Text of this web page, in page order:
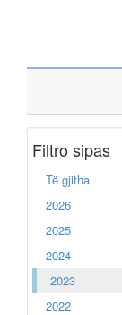
Filtro sipas
Të gjitha
2026
2025
2024
2023
2022